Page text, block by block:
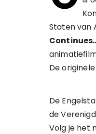
Staten van
De
De
de
Volg je het